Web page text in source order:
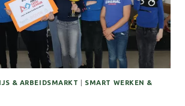
& ARBEIDSMARKT
SMART WERKEN &